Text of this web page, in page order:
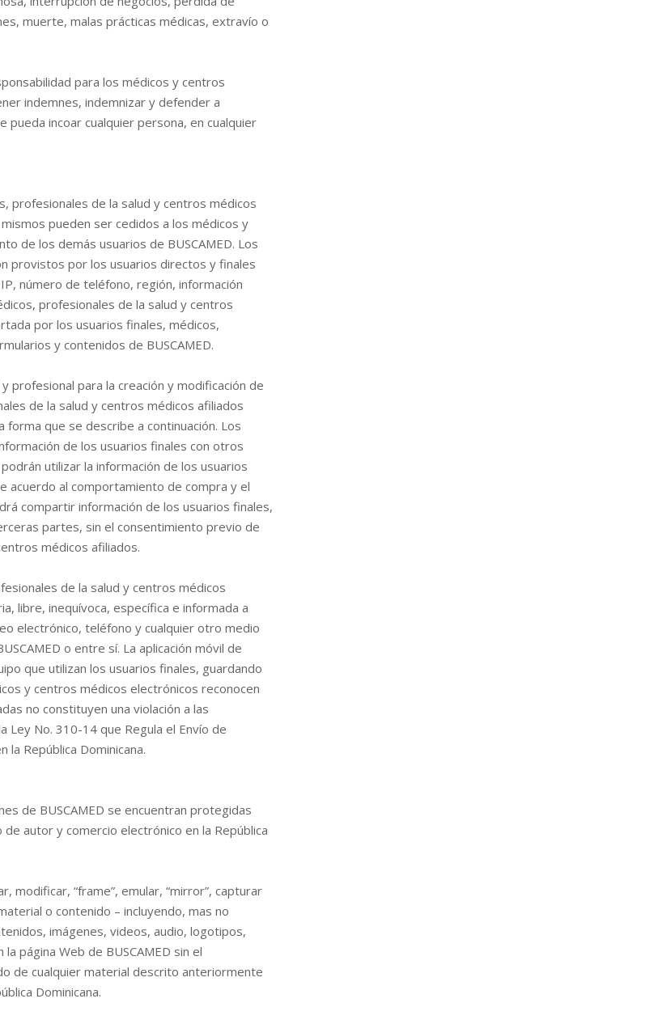
muerte, malas prácticas médicas, extravío o
para los médicos y centros
indemnes, indemnizar y defender a
pueda incoar cualquier persona, en cualquier
profesionales de la salud y centros médicos
pueden ser cedidos a los médicos y
de los demás usuarios de BUSCAMED. Los
provistos por los usuarios directos y finales
número de teléfono, región, información
profesionales de la salud y centros
por los usuarios finales, médicos,
y contenidos de BUSCAMED.
profesional para la creación y modificación de
de la salud y centros médicos afiliados
que se describe a continuación. Los
de los usuarios finales con otros
utilizar la información de los usuarios
acuerdo al comportamiento de compra y el
compartir información de los usuarios finales,
partes, sin el consentimiento previo de
médicos afiliados.
de la salud y centros médicos
libre, inequívoca, específica e informada a
electrónico, teléfono y cualquier otro medio
o entre sí. La aplicación móvil de
que utilizan los usuarios finales, guardando
y centros médicos electrónicos reconocen
no constituyen una violación a las
Ley No. 310-14 que Regula el Envío de
la República Dominicana.
de BUSCAMED se encuentran protegidas
autor y comercio electrónico en la República
modificar, “frame”, emular, “mirror”, capturar
o contenido – incluyendo, mas no
imágenes, videos, audio, logotipos,
página Web de BUSCAMED sin el
de cualquier material descrito anteriormente
Dominicana.